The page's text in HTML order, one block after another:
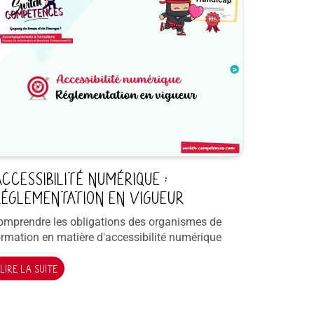
NUMÉRIQUE :
EN VIGUEUR
les obligations des organismes de
en matière d'accessibilité numérique
LIRE LA SUITE